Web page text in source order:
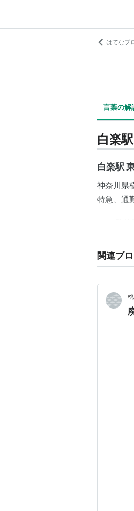
はてなブ
言葉の解
白楽駅
白楽駅
神奈川県
特急、通
…横浜
■ 横
東京
関連ブ